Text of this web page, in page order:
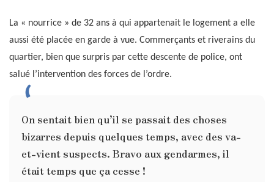
La « nourrice » de 32 ans à qui appartenait le logement a elle
aussi été placée en garde à vue. Commerçants et riverains du
quartier, bien que surpris par cette descente de police, ont
salué l’intervention des forces de l’ordre.
On sentait bien qu’il se passait des choses
bizarres depuis quelques temps, avec des va-
et-vient suspects. Bravo aux gendarmes, il
était temps que ça cesse !